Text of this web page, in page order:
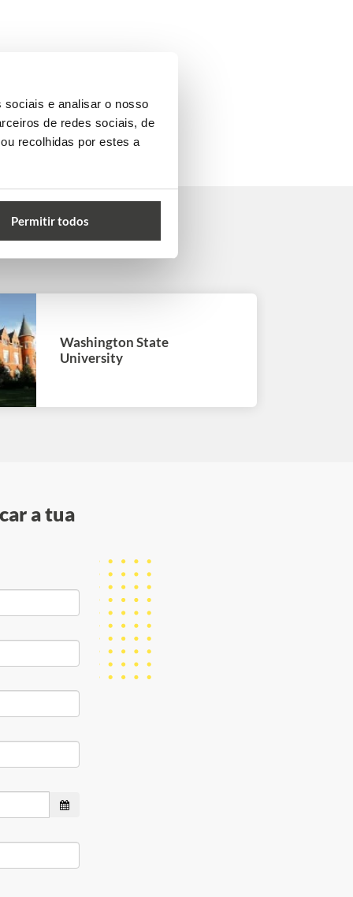
sociais e analisar o nosso
de redes sociais, de
recolhidas por estes a
Permitir todos
Washington State
University
a tua